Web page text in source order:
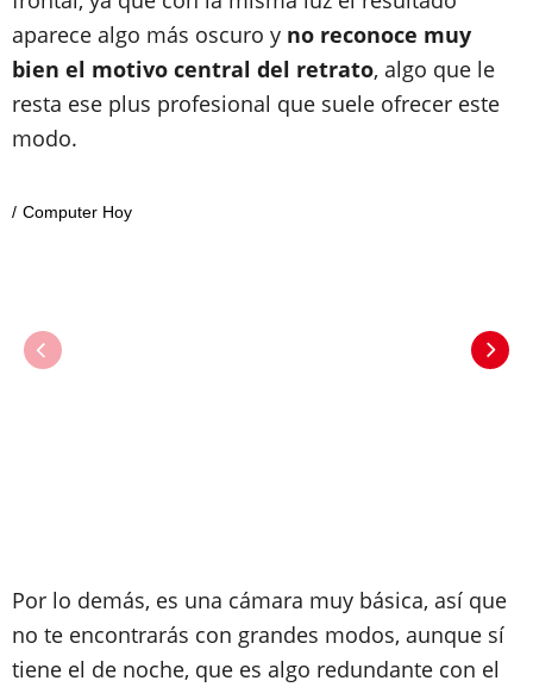
aparece algo más oscuro y no reconoce muy
bien el motivo central del retrato, algo que le
resta ese plus profesional que suele ofrecer este
modo.
Computer Hoy
Por lo demás, es una cámara muy básica, así que
no te encontrarás con grandes modos, aunque sí
tiene el de noche, que es algo redundante con el